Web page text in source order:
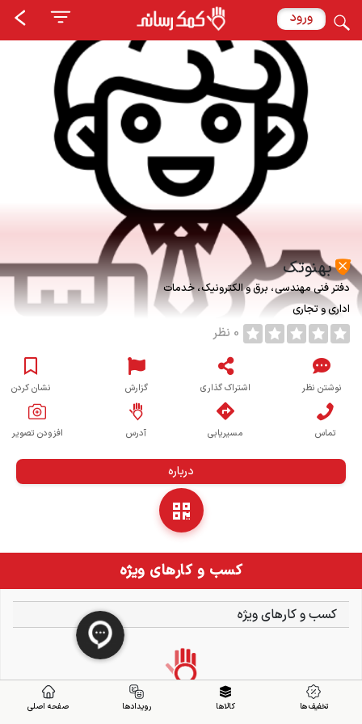
ورود
بهنوتک
دفتر فنی مهندسی برق و الکترونیک خدمات
اداری و تجاری
0 نظر
نوشتن نظر اشتراک گذاری گزارش نشان کردن
تماس مسیریابی آدرس افزودن تصویر
درباره
کسب و کارهای ویژه
کسب و کارهای ویژه
تخفیف ها کالاها رویدادها صفحه اصلی